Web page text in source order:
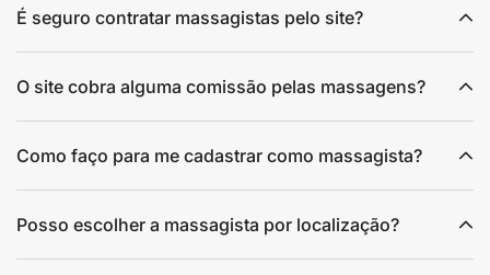
É seguro contratar massagistas pelo site?
O site cobra alguma comissão pelas massagens?
Como faço para me cadastrar como massagista?
Posso escolher a massagista por localização?